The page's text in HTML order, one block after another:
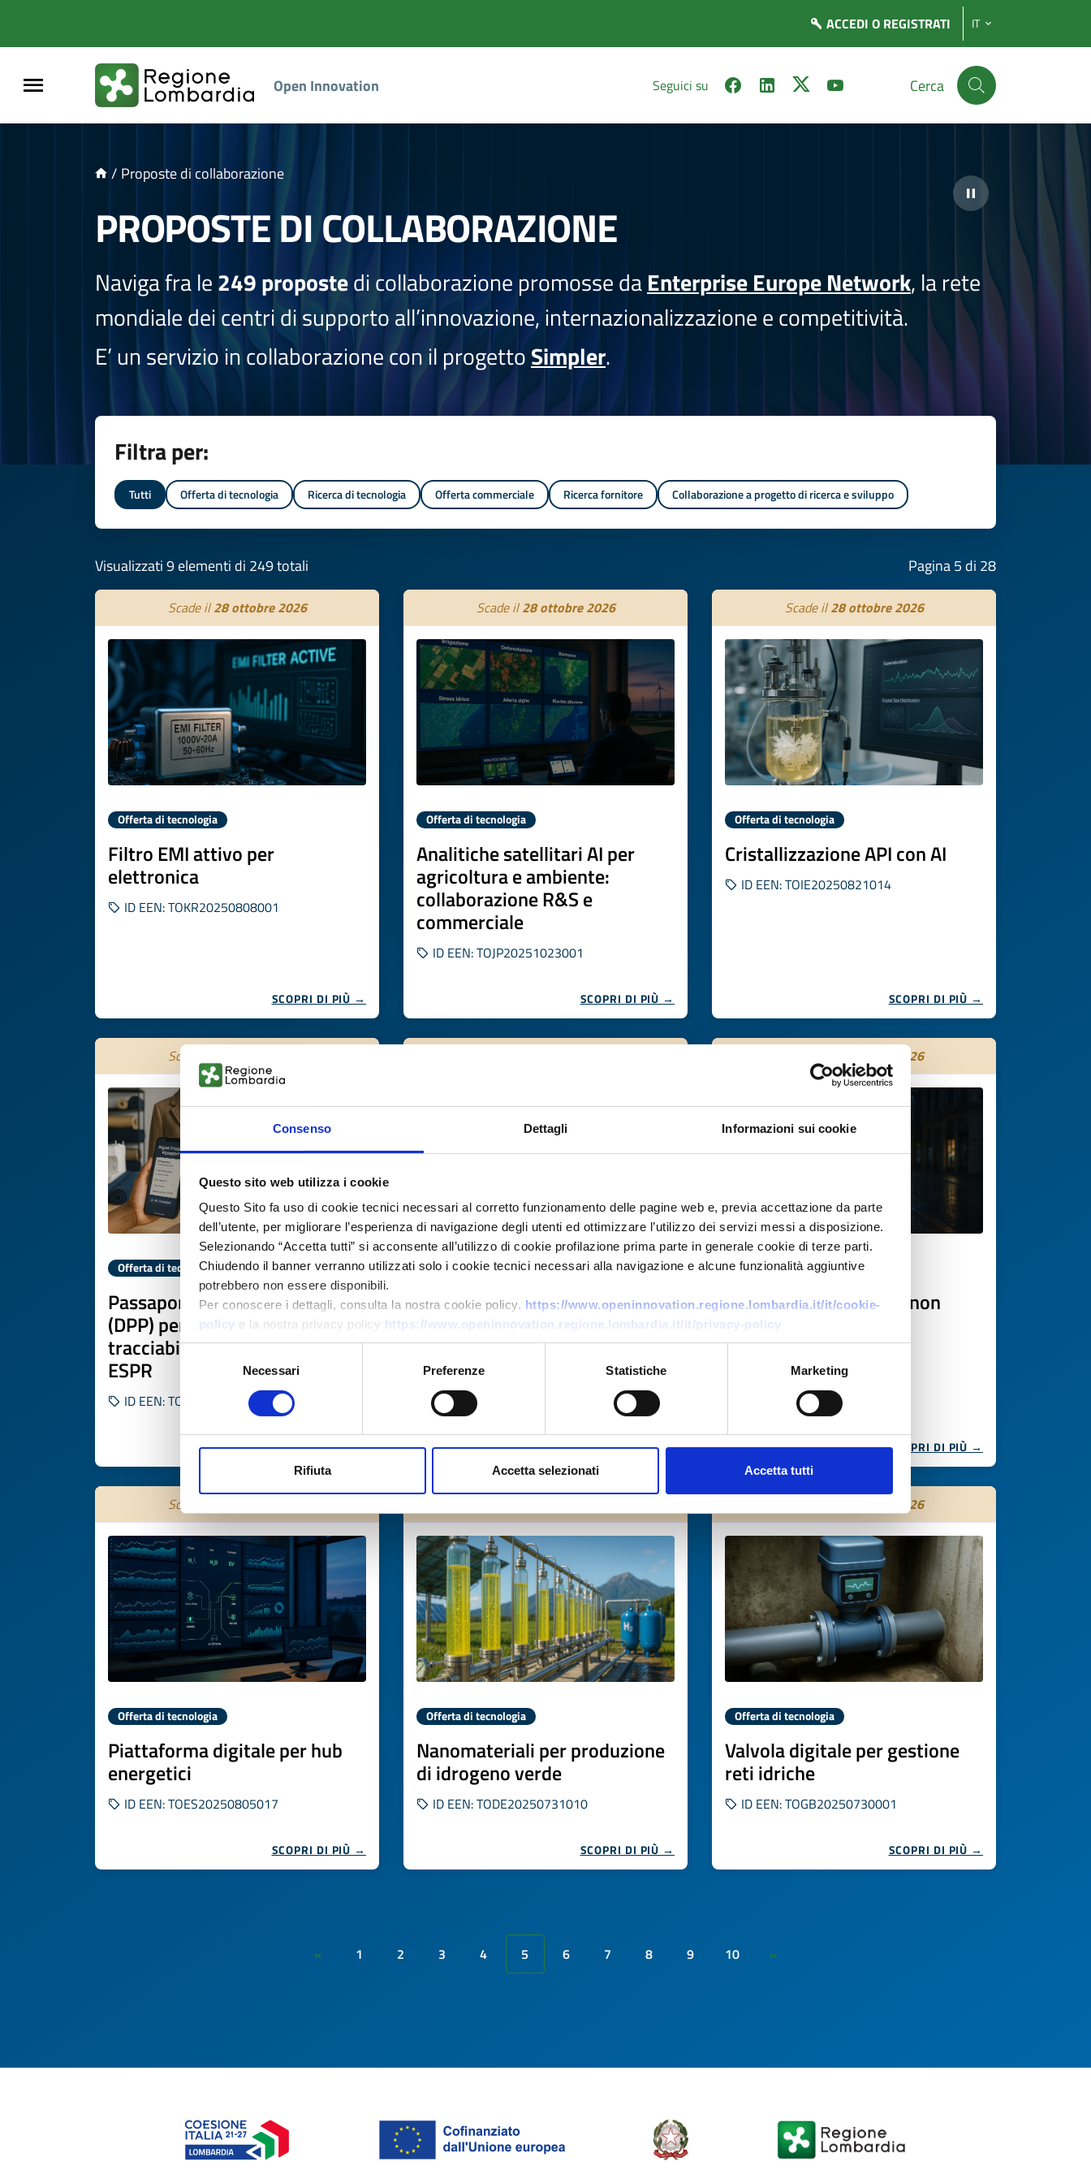
Consenso Dettagli Informazioni sui cookie
Questo sito web utilizza i cookie
Questo Sito fa uso di cookie tecnici necessari al corretto funzionamento delle pagine web e, previa accettazione da parte
dell’utente, per migliorare l’esperienza di navigazione degli utenti ed ottimizzare l’utilizzo dei servizi messi a disposizione.
Selezionando “Accetta tutti” si acconsente all’utilizzo di cookie profilazione prima parte in generale cookie di terze parti.
Chiudendo il banner verranno utilizzati solo i cookie tecnici necessari alla navigazione e alcune funzionalità aggiuntive
potrebbero non essere disponibili.
Per conoscere i dettagli, consulta la nostra cookie policy. https://www.openinnovation.regione.lombardia.it/it/cookie-
policy e la nostra privacy policy https://www.openinnovation.regione.lombardia.it/it/privacy-policy
Necessari Preferenze Statistiche Marketing
Rifiuta Accetta selezionati Accetta tutti
ACCEDI O REGISTRATI IT
Open Innovation Seguici su Cerca
/ Proposte di collaborazione
PROPOSTE DI COLLABORAZIONE
Naviga fra le249 propostedi collaborazione promosse daEnterprise Europe Network, la rete
mondiale dei centri di supporto all’innovazione, internazionalizzazione e competitività.
E’ un servizio in collaborazione con il progettoSimpler.
Filtra per:
Tutti Offerta di tecnologia Ricerca di tecnologia Offerta commerciale Ricerca fornitore Collaborazione a progetto di ricerca e sviluppo
Visualizzati 9 elementi di 249 totali Pagina 5 di 28
Scade il28 ottobre 2026
Offerta di tecnologia
Filtro EMI attivo per
elettronica
ID EEN: TOKR20250808001
SCOPRI DI PIÙ →
Scade il28 ottobre 2026
Offerta di tecnologia
Analitiche satellitari AI per
agricoltura e ambiente:
collaborazione R&S e
commerciale
ID EEN: TOJP20251023001
SCOPRI DI PIÙ →
Scade il28 ottobre 2026
Offerta di tecnologia
Cristallizzazione API con AI
ID EEN: TOIE20250821014
SCOPRI DI PIÙ →
Scade il
Offerta di tecnologia
Passaporti digitali di prodotto
(DPP) per moda e tessile:
tracciabilità e compliance
ESPR
ID EEN: TOGB20251023009
SCOPRI DI PIÙ →
Ricerca di tecnologia
Recupero chimico di silicio ad
alta purezza da rifiuti
fotovoltaici: richiesta
tecnologia/partner
ID EEN: TRLV20251024016
SCOPRI DI PIÙ →
29 ottobre 2026
Offerta di tecnologia
Tecnologia per negozi non
presidiati h24
SCOPRI DI PIÙ →
Scade il
Offerta di tecnologia
Piattaforma digitale per hub
energetici
ID EEN: TOES20250805017
SCOPRI DI PIÙ →
Offerta di tecnologia
Nanomateriali per produzione
di idrogeno verde
ID EEN: TODE20250731010
SCOPRI DI PIÙ →
29 ottobre 2026
Offerta di tecnologia
Valvola digitale per gestione
reti idriche
ID EEN: TOGB20250730001
SCOPRI DI PIÙ →
« 1 2 3 4 5 6 7 8 9 10 »